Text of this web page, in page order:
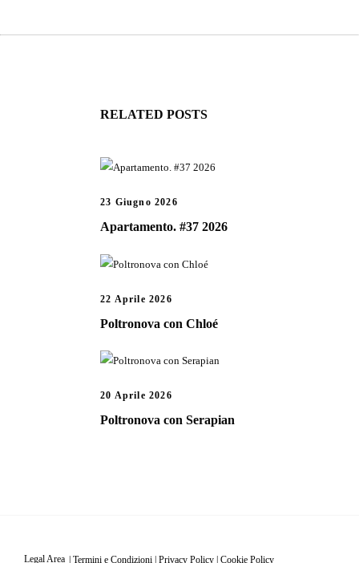
RELATED POSTS
23 Giugno 2026
Apartamento. #37 2026
22 Aprile 2026
Poltronova con Chloé
20 Aprile 2026
Poltronova con Serapian
Legal Area | Termini e Condizioni | Privacy Policy | Cookie Policy